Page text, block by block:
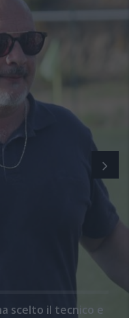
scelto il tecnico e